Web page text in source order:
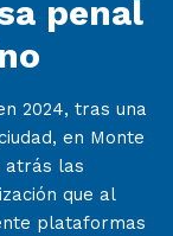
penal
2024, tras una
en Monte
atrás las
que al
plataformas